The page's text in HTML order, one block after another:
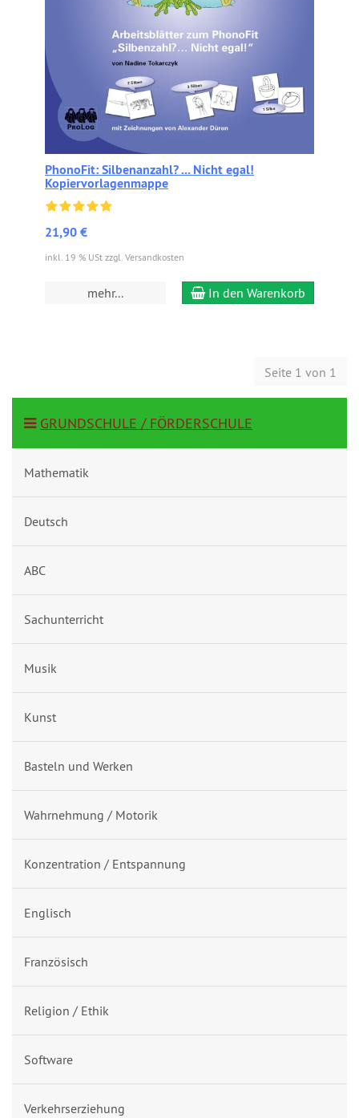
PhonoFit: Silbenanzahl? ... Nicht egal!
Kopiervorlagenmappe
21,90 €
inkl. 19 % USt zzgl. Versandkosten
mehr... In den Warenkorb
Seite 1 von 1
GRUNDSCHULE / FÖRDERSCHULE
Mathematik
Deutsch
ABC
Sachunterricht
Musik
Kunst
Basteln und Werken
Wahrnehmung / Motorik
Konzentration / Entspannung
Englisch
Französisch
Religion / Ethik
Software
Verkehrserziehung